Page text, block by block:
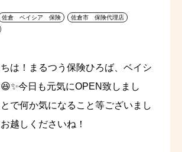
佐倉 ベイシア 保険
佐倉市 保険代理店
は！まるつう保険ひろば、ベイシ
今日も元気にOPEN致しまし
で何か気になること等ございまし
越しくださいね！